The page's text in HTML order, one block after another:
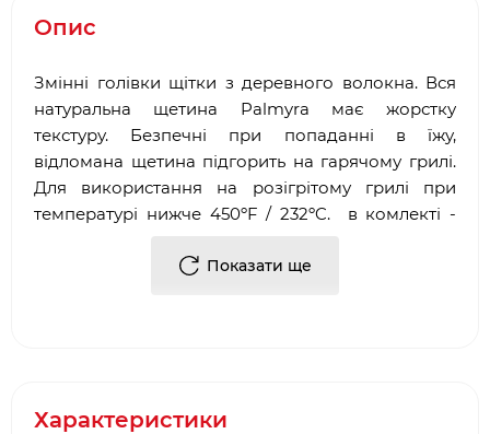
Опис
Змінні голівки щітки з деревного волокна. Вся
натуральна щетина Palmyra має жорстку
текстуру. Безпечні при попаданні в їжу,
відломана щетина підгорить на гарячому грилі.
Для використання на розігрітому грилі при
температурі нижче 450ºF / 232ºC. в комлекті -
Матеріал - Пальміра, пластик, силікон.
Показати ще
Характеристики